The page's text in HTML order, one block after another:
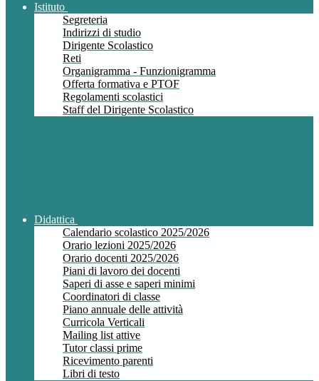
Istituto
Segreteria
Indirizzi di studio
Dirigente Scolastico
Reti
Organigramma - Funzionigramma
Offerta formativa e PTOF
Regolamenti scolastici
Staff del Dirigente Scolastico
Didattica
Calendario scolastico 2025/2026
Orario lezioni 2025/2026
Orario docenti 2025/2026
Piani di lavoro dei docenti
Saperi di asse e saperi minimi
Coordinatori di classe
Piano annuale delle attività
Curricola Verticali
Mailing list attive
Tutor classi prime
Ricevimento parenti
Libri di testo